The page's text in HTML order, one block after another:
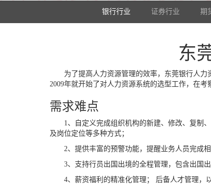
银行行业 证券行业 期
东
为了提高人力资源管理的效率，东莞银行人
2009年就开始了对人力资源系统的选型工作，在
需求难点
1、自定义完成组织机构的新建、修改、复制
及岗位定位等多种方式；
2、提供丰富的预警功能，提醒业务人员完成
3、支持行员出国出境的全程管理，包含出国
4、薪资福利的精准化管理； 后备人才管理，